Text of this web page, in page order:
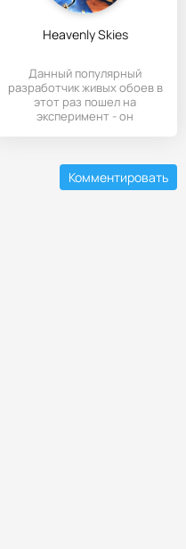
Heavenly Skies
Данный популярный
разработчик живых обоев в
этот раз пошел на
эксперимент - он
Комментировать